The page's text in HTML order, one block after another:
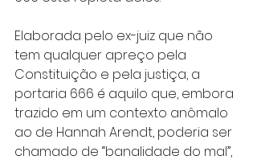
Elaborada pelo ex-juiz que não
tem qualquer apreço pela
Constituição e pela justiça, a
portaria 666 é aquilo que, embora
trazido em um contexto anômalo
ao de Hannah Arendt, poderia ser
chamado de “banalidade do mal”,